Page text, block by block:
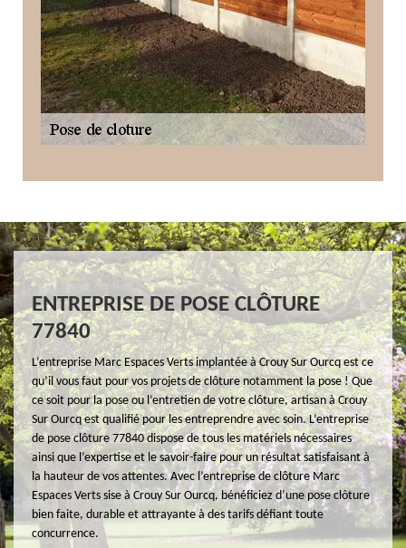
ENTREPRISE DE POSE CLÔTURE
77840
L’entreprise Marc Espaces Verts implantée à Crouy Sur Ourcq est ce
qu’il vous faut pour vos projets de clôture notamment la pose ! Que
ce soit pour la pose ou l’entretien de votre clôture, artisan à Crouy
Sur Ourcq est qualifié pour les entreprendre avec soin. L’entreprise
de pose clôture 77840 dispose de tous les matériels nécessaires
ainsi que l’expertise et le savoir-faire pour un résultat satisfaisant à
la hauteur de vos attentes. Avec l’entreprise de clôture Marc
Espaces Verts sise à Crouy Sur Ourcq, bénéficiez d’une pose clôture
bien faite, durable et attrayante à des tarifs défiant toute
concurrence.